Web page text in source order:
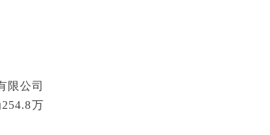
限公司
万